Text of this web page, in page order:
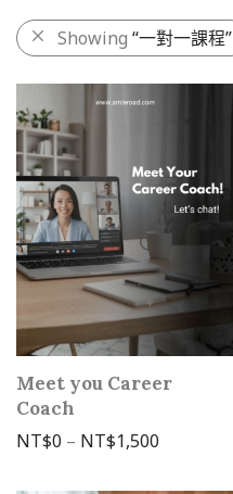
Showing “一對一課程”
Meet you Career
Coach
NT$0 – NT$1,500